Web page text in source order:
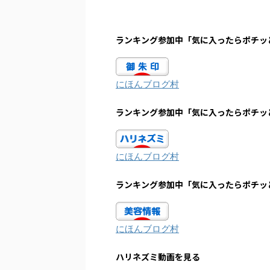
ランキング参加中「気に入ったらポチッ
にほんブログ村
ランキング参加中「気に入ったらポチッ
にほんブログ村
ランキング参加中「気に入ったらポチッ
にほんブログ村
ハリネズミ動画を見る